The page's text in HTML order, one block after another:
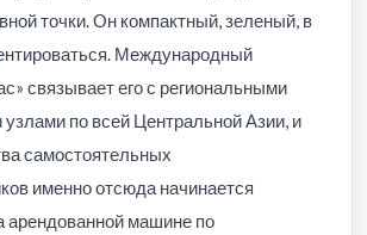
точки. Он компактный, зеленый, в
Международный
связывает его с региональными
по всей Центральной Азии, и
самостоятельных
именно отсюда начинается
арендованной машине по